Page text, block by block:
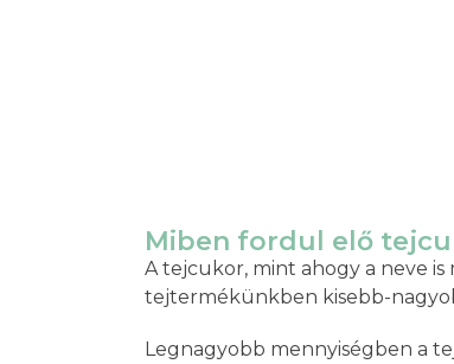
Miben fordul elő
A tejcukor, mint ahogy a neve
tejtermékünkben kisebb-
Legnagyobb mennyiségben a